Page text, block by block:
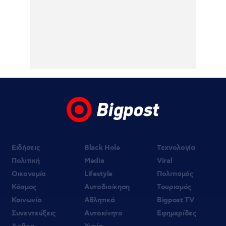
του MEGA
Ειδήσεις
Πολιτική
Οικονομία
Κόσμος
Κοινωνία
Συνεντεύξεις
Black Hole
Media
Lifestyle
Αυτοδιοίκηση
Αθλητικά
Αυτοκίνητο
Τεχνολογία
Viral
Πολιτισμός
Τουρισμός
Bigpost TV
Εφημερίδες